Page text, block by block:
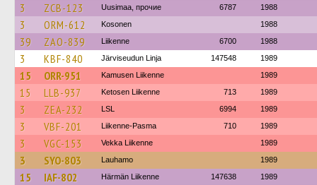
3 ZCB-123 Uusimaa, прочие 6787 1988
3 ORM-612 Kosonen 1988
39 ZAO-839 Liikenne 6700 1988
3 KBF-840 Järviseudun Linja 147548 1989
15 ORR-951 Kamusen Liikenne 1989
15 LLB-937 Ketosen Liikenne 713 1989
3 ZEA-232 LSL 6994 1989
3 VBF-201 Liikenne-Pasma 710 1989
3 VGC-153 Vekka Liikenne 1989
3 SYO-803 Lauhamo 1989
15 IAF-802 Härmän Liikenne 147638 1989